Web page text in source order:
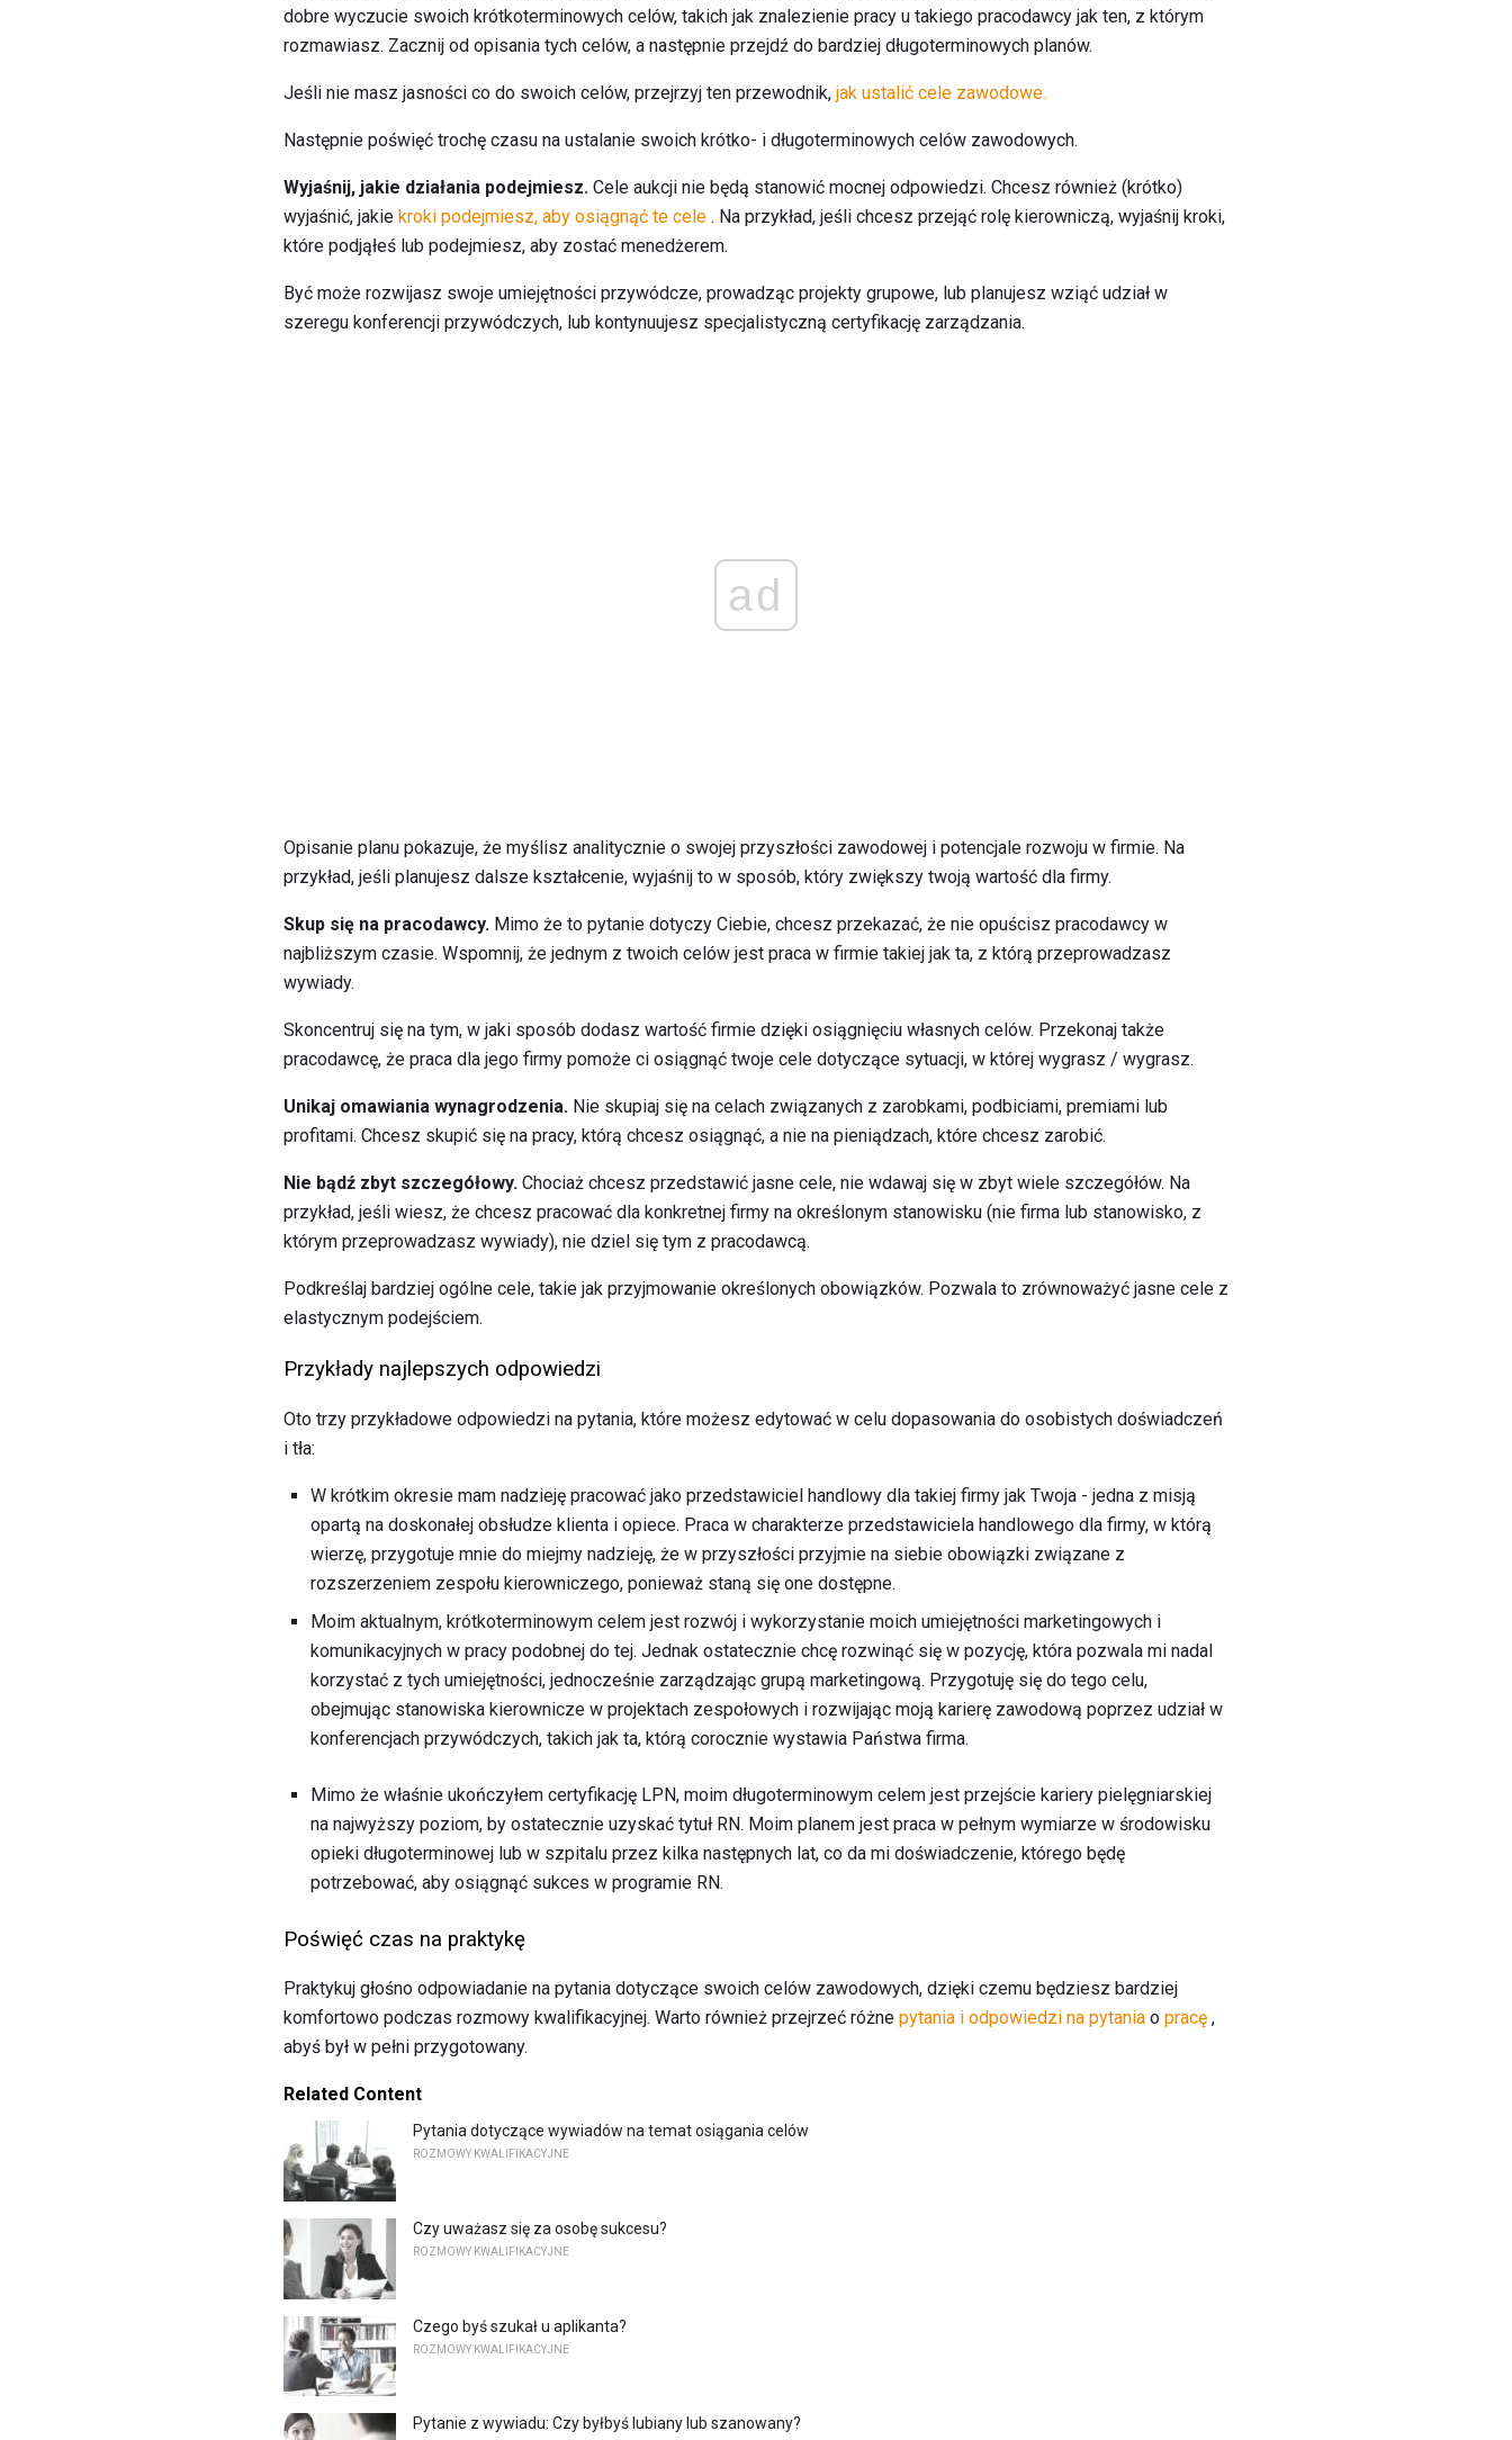
dobre wyczucie swoich krótkoterminowych celów, takich jak znalezienie pracy u takiego pracodawcy jak ten, z którym
rozmawiasz. Zacznij od opisania tych celów, a następnie przejdź do bardziej długoterminowych planów.
Jeśli nie masz jasności co do swoich celów, przejrzyj ten przewodnik, jak ustalić cele zawodowe.
Następnie poświęć trochę czasu na ustalanie swoich krótko- i długoterminowych celów zawodowych.
Wyjaśnij, jakie działania podejmiesz. Cele aukcji nie będą stanowić mocnej odpowiedzi. Chcesz również (krótko)
wyjaśnić, jakie kroki podejmiesz, aby osiągnąć te cele . Na przykład, jeśli chcesz przejąć rolę kierowniczą, wyjaśnij kroki,
które podjąłeś lub podejmiesz, aby zostać menedżerem.
Być może rozwijasz swoje umiejętności przywódcze, prowadząc projekty grupowe, lub planujesz wziąć udział w
szeregu konferencji przywódczych, lub kontynuujesz specjalistyczną certyfikację zarządzania.
ad
Opisanie planu pokazuje, że myślisz analitycznie o swojej przyszłości zawodowej i potencjale rozwoju w firmie. Na
przykład, jeśli planujesz dalsze kształcenie, wyjaśnij to w sposób, który zwiększy twoją wartość dla firmy.
Skup się na pracodawcy. Mimo że to pytanie dotyczy Ciebie, chcesz przekazać, że nie opuścisz pracodawcy w
najbliższym czasie. Wspomnij, że jednym z twoich celów jest praca w firmie takiej jak ta, z którą przeprowadzasz
wywiady.
Skoncentruj się na tym, w jaki sposób dodasz wartość firmie dzięki osiągnięciu własnych celów. Przekonaj także
pracodawcę, że praca dla jego firmy pomoże ci osiągnąć twoje cele dotyczące sytuacji, w której wygrasz / wygrasz.
Unikaj omawiania wynagrodzenia. Nie skupiaj się na celach związanych z zarobkami, podbiciami, premiami lub
profitami. Chcesz skupić się na pracy, którą chcesz osiągnąć, a nie na pieniądzach, które chcesz zarobić.
Nie bądź zbyt szczegółowy. Chociaż chcesz przedstawić jasne cele, nie wdawaj się w zbyt wiele szczegółów. Na
przykład, jeśli wiesz, że chcesz pracować dla konkretnej firmy na określonym stanowisku (nie firma lub stanowisko, z
którym przeprowadzasz wywiady), nie dziel się tym z pracodawcą.
Podkreślaj bardziej ogólne cele, takie jak przyjmowanie określonych obowiązków. Pozwala to zrównoważyć jasne cele z
elastycznym podejściem.
Przykłady najlepszych odpowiedzi
Oto trzy przykładowe odpowiedzi na pytania, które możesz edytować w celu dopasowania do osobistych doświadczeń
i tła:
W krótkim okresie mam nadzieję pracować jako przedstawiciel handlowy dla takiej firmy jak Twoja - jedna z misją
opartą na doskonałej obsłudze klienta i opiece. Praca w charakterze przedstawiciela handlowego dla firmy, w którą
wierzę, przygotuje mnie do miejmy nadzieję, że w przyszłości przyjmie na siebie obowiązki związane z
rozszerzeniem zespołu kierowniczego, ponieważ staną się one dostępne.
Moim aktualnym, krótkoterminowym celem jest rozwój i wykorzystanie moich umiejętności marketingowych i
komunikacyjnych w pracy podobnej do tej. Jednak ostatecznie chcę rozwinąć się w pozycję, która pozwala mi nadal
korzystać z tych umiejętności, jednocześnie zarządzając grupą marketingową. Przygotuję się do tego celu,
obejmując stanowiska kierownicze w projektach zespołowych i rozwijając moją karierę zawodową poprzez udział w
konferencjach przywódczych, takich jak ta, którą corocznie wystawia Państwa firma.
Mimo że właśnie ukończyłem certyfikację LPN, moim długoterminowym celem jest przejście kariery pielęgniarskiej
na najwyższy poziom, by ostatecznie uzyskać tytuł RN. Moim planem jest praca w pełnym wymiarze w środowisku
opieki długoterminowej lub w szpitalu przez kilka następnych lat, co da mi doświadczenie, którego będę
potrzebować, aby osiągnąć sukces w programie RN.
Poświęć czas na praktykę
Praktykuj głośno odpowiadanie na pytania dotyczące swoich celów zawodowych, dzięki czemu będziesz bardziej
komfortowo podczas rozmowy kwalifikacyjnej. Warto również przejrzeć różne pytania i odpowiedzi na pytania o pracę ,
abyś był w pełni przygotowany.
Related Content
Pytania dotyczące wywiadów na temat osiągania celów
ROZMOWY KWALIFIKACYJNE
Czy uważasz się za osobę sukcesu?
ROZMOWY KWALIFIKACYJNE
Czego byś szukał u aplikanta?
ROZMOWY KWALIFIKACYJNE
Pytanie z wywiadu: Czy byłbyś lubiany lub szanowany?